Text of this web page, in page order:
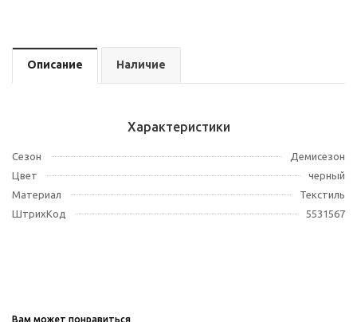
Описание Наличие
Характеристики
Сезон
Демисезон
Цвет
черный
Материал
Текстиль
ШтрихКод
5531567
Вам может понравиться